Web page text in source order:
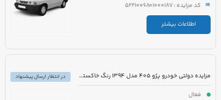
کد مزایده : 5221006801000187
اطلاعات بیشتر
مزایده دولتی خودرو پژو 405 مدل 1394 رنگ خاکستری
فعال
در انتظار ارسال پیشنهاد